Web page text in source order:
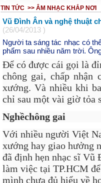
TIN TỨC >> ÂM NHẠC KHẮP NƠI
Vũ Đình Ân và nghệ thuật
(26/04/2013 )
Người ta sáng tác nhạc có
phẩm sau nhiều năm trời.
Để có được cái gọi là
chông gai, chấp nhận
xướng. Và nhiều khi
chỉ sau một vài giờ tỏa
Nghềchông gai
Với nhiều người Việt
xướng hay giao hưởng
đã định hẹn nhạc sĩ Vũ
làm việc tại TP.HCM
mình chưa đủ hiểu về